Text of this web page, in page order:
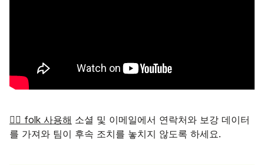
👉🏼 folk 사용해 소셜 및 이메일에서 연락처와 보강 데이터
를 가져와 팀이 후속 조치를 놓치지 않도록 하세요.